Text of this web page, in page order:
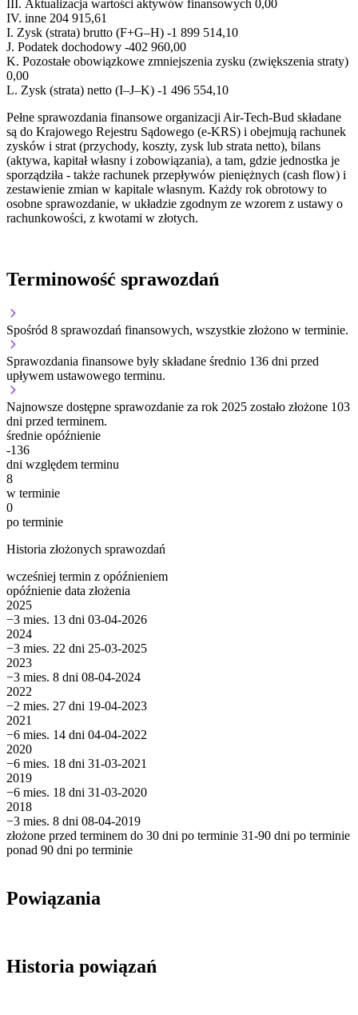
III. Aktualizacja wartości aktywów finansowych 0,00
IV. inne 204 915,61
I. Zysk (strata) brutto (F+G–H) -1 899 514,10
J. Podatek dochodowy -402 960,00
K. Pozostałe obowiązkowe zmniejszenia zysku (zwiększenia straty)
0,00
L. Zysk (strata) netto (I–J–K) -1 496 554,10
Pełne sprawozdania finansowe organizacji Air-Tech-Bud składane
są do Krajowego Rejestru Sądowego (e-KRS) i obejmują rachunek
zysków i strat (przychody, koszty, zysk lub strata netto), bilans
(aktywa, kapitał własny i zobowiązania), a tam, gdzie jednostka je
sporządziła - także rachunek przepływów pieniężnych (cash flow) i
zestawienie zmian w kapitale własnym. Każdy rok obrotowy to
osobne sprawozdanie, w układzie zgodnym ze wzorem z ustawy o
rachunkowości, z kwotami w złotych.
Terminowość sprawozdań
Spośród 8 sprawozdań finansowych, wszystkie złożono w terminie.
Sprawozdania finansowe były składane średnio 136 dni przed
upływem ustawowego terminu.
Najnowsze dostępne sprawozdanie za rok 2025 zostało złożone 103
dni przed terminem.
średnie opóźnienie
-136
dni względem terminu
8
w terminie
0
po terminie
Historia złożonych sprawozdań
wcześniej termin z opóźnieniem
opóźnienie data złożenia
2025
−3 mies. 13 dni 03-04-2026
2024
−3 mies. 22 dni 25-03-2025
2023
−3 mies. 8 dni 08-04-2024
2022
−2 mies. 27 dni 19-04-2023
2021
−6 mies. 14 dni 04-04-2022
2020
−6 mies. 18 dni 31-03-2021
2019
−6 mies. 18 dni 31-03-2020
2018
−3 mies. 8 dni 08-04-2019
złożone przed terminem do 30 dni po terminie 31-90 dni po terminie
ponad 90 dni po terminie
Powiązania
Historia powiązań